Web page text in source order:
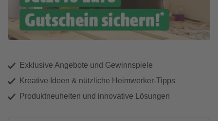
Exklusive Angebote und Gewinnspiele
Kreative Ideen & nützliche Heimwerker-Tipps
Produktneuheiten und innovative Lösungen